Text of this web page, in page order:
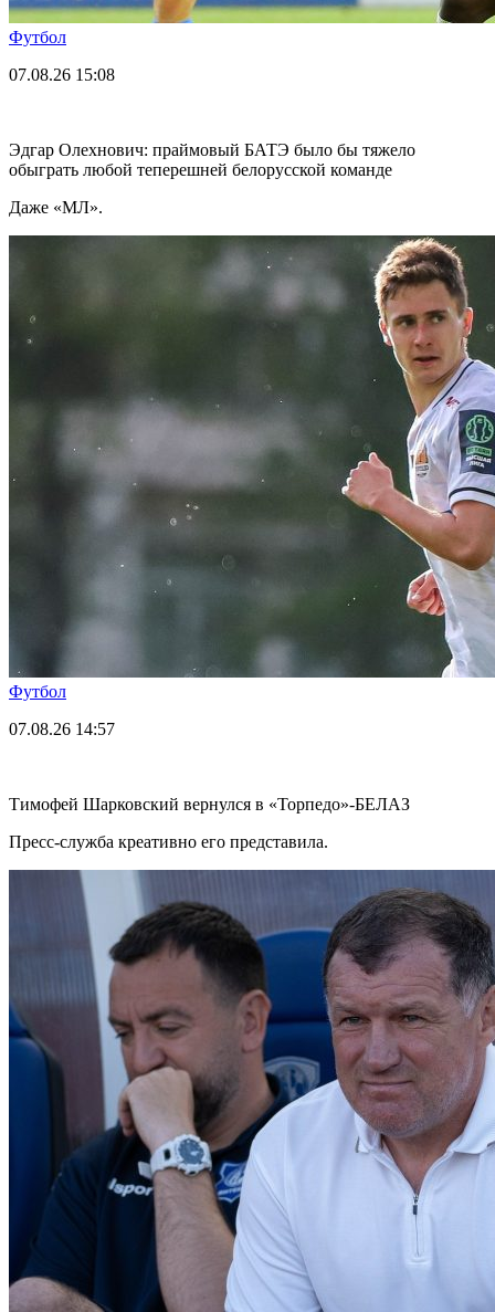
Футбол
07.08.26 15:08
Эдгар Олехнович: праймовый БАТЭ было бы тяжело
обыграть любой теперешней белорусской команде
Даже «МЛ».
Футбол
07.08.26 14:57
Тимофей Шарковский вернулся в «Торпедо»-БЕЛАЗ
Пресс-служба креативно его представила.